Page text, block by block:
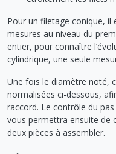
Pour un filetage conique, il
mesures au niveau du
entier, pour connaître
cylindrique, une seule
Une fois le diamètre noté,
normalisées ci-dessous,
raccord. Le contrôle du pas
vous permettra ensuite de
deux pièces à assembler.